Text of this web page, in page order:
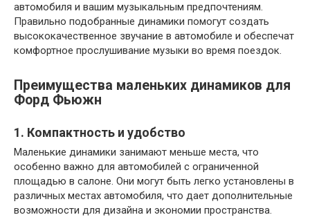
автомобиля и вашим музыкальным предпочтениям.
Правильно подобранные динамики помогут создать
высококачественное звучание в автомобиле и обеспечат
комфортное прослушивание музыки во время поездок.
Преимущества маленьких динамиков для
Форд Фьюжн
1. Компактность и удобство
Маленькие динамики занимают меньше места, что
особенно важно для автомобилей с ограниченной
площадью в салоне. Они могут быть легко установлены в
различных местах автомобиля, что дает дополнительные
возможности для дизайна и экономии пространства.